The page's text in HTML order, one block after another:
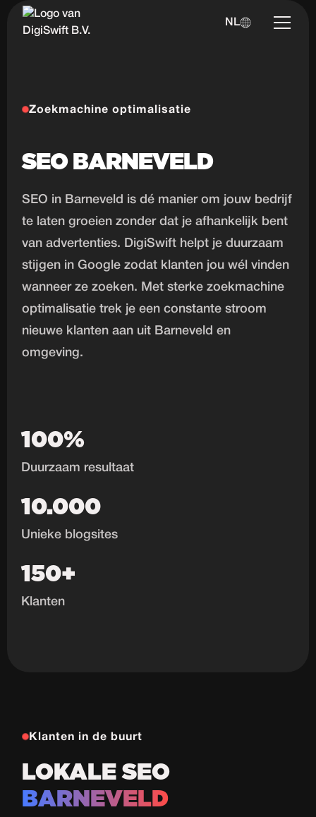
NL
Zoekmachine optimalisatie
SEO BARNEVELD
SEO in Barneveld is dé manier om jouw bedrijf
te laten groeien zonder dat je afhankelijk bent
van advertenties. DigiSwift helpt je duurzaam
stijgen in Google zodat klanten jou wél vinden
wanneer ze zoeken. Met sterke zoekmachine
optimalisatie trek je een constante stroom
nieuwe klanten aan uit Barneveld en
omgeving.
100%
Duurzaam resultaat
10.000
Unieke blogsites
150+
Klanten
Klanten in de buurt
LOKALE SEO
BARNEVELD